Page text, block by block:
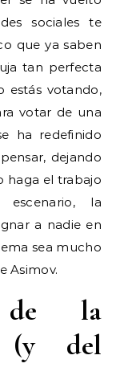
sociales te
que ya saben
tan perfecta
estás votando,
votar de una
ha redefinido
dejando
haga el trabajo
la
a nadie en
sea mucho
Asimov.
de la
(y del